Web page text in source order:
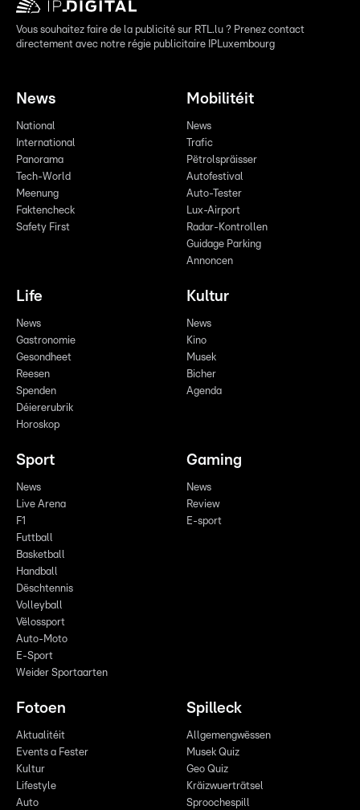
Vous souhaitez faire de la publicité sur RTL.lu ? Prenez contact
directement avec notre régie publicitaire IPLuxembourg
News
National
International
Panorama
Tech-World
Meenung
Faktencheck
Safety First
Mobilitéit
News
Trafic
Pëtrolspräisser
Autofestival
Auto-Tester
Lux-Airport
Radar-Kontrollen
Guidage Parking
Annoncen
Life
News
Gastronomie
Gesondheet
Reesen
Spenden
Déiererubrik
Horoskop
Kultur
News
Kino
Musek
Bicher
Agenda
Sport
News
Live Arena
F1
Futtball
Basketball
Handball
Dëschtennis
Volleyball
Vëlossport
Auto-Moto
E-Sport
Weider Sportaarten
Gaming
News
Review
E-sport
Fotoen
Aktualitéit
Events a Fester
Kultur
Lifestyle
Auto
Spilleck
Allgemengwëssen
Musek Quiz
Geo Quiz
Kräizwuerträtsel
Sproochespill